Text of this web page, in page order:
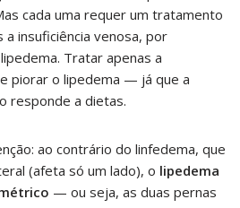
cada uma requer um tratamento
insuficiência venosa, por
Tratar apenas a
piorar o lipedema — já que a
responde a dietas.
ao contrário do linfedema, que
(afeta só um lado), o lipedema
— ou seja, as duas pernas